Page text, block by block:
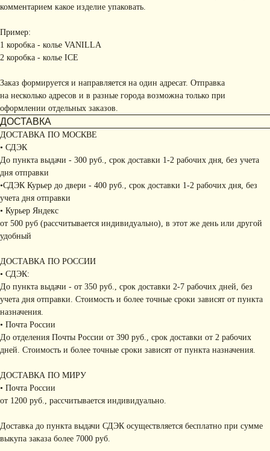
комментарием какое изделие упаковать.
Пример:
1 коробка - колье VANILLA
2 коробка - колье ICE
Заказ формируется и направляется на один адресат. Отправка
на несколько адресов и в разные города возможна только при
оформлении отдельных заказов.
ДОСТАВКА
ДОСТАВКА ПО МОСКВЕ
• СДЭК
До пункта выдачи - 300 руб., срок доставки 1-2 рабочих дня, без учета
дня отправки
•СДЭК Курьер до двери - 400 руб., срок доставки 1-2 рабочих дня, без
учета дня отправки
• Курьер Яндекс
от 500 руб (рассчитывается индивидуально), в этот же день или другой
удобный
ДОСТАВКА ПО РОССИИ
• СДЭК:
До пункта выдачи - от 350 руб., срок доставки 2-7 рабочих дней, без
учета дня отправки. Стоимость и более точные сроки зависят от пункта
назначения.
• Почта России
До отделения Почты России от 390 руб., срок доставки от 2 рабочих
дней. Стоимость и более точные сроки зависят от пункта назначения.
ДОСТАВКА ПО МИРУ
• Почта России
от 1200 руб., рассчитывается индивидуально.
Доставка до пункта выдачи СДЭК осуществляется бесплатно при сумме
выкупа заказа более 7000 руб.